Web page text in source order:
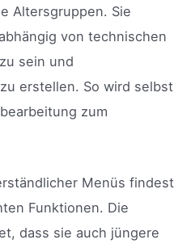
Altersgruppen. Sie
von technischen
sein und
erstellen. So wird selbst
zum
Menüs findest
Funktionen. Die
dass sie auch jüngere